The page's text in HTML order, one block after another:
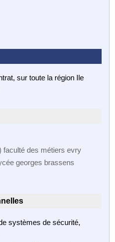
sur toute la région Ile
faculté des métiers evry
georges brassens
systèmes de sécurité,